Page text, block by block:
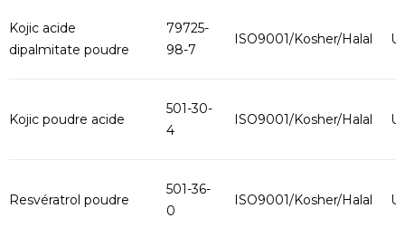
Kojic acide
dipalmitate poudre
79725-
98-7
ISO9001/Kosher/Halal
Kojic poudre acide
501-30-
4
ISO9001/Kosher/Halal
Resvératrol poudre
501-36-
0
ISO9001/Kosher/Halal